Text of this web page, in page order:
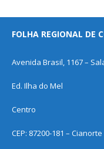
FOLHA REGIONAL DE
Avenida Brasil, 1167 –
Ed. Ilha do Mel
Centro
CEP: 87200-181 – Cianorte